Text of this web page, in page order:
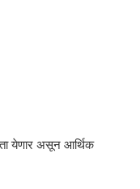
येणार असून आर्थिक